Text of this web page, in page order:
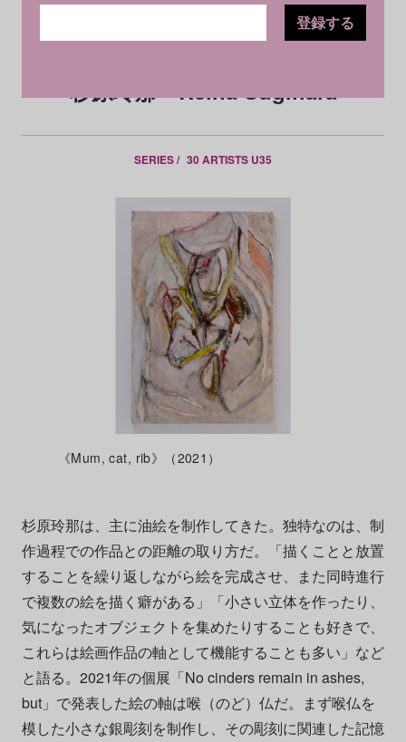
2023.09.14
杉原玲那 Reina Sugihara
SERIES / 30 ARTISTS U35
《Mum, cat, rib》（2021）
杉原玲那は、主に油絵を制作してきた。独特なのは、制
作過程での作品との距離の取り方だ。「描くことと放置
することを繰り返しながら絵を完成させ、また同時進行
で複数の絵を描く癖がある」「小さい立体を作ったり、
気になったオブジェクトを集めたりすることも好きで、
これらは絵画作品の軸として機能することも多い」など
と語る。2021年の個展「No cinders remain in ashes,
but」で発表した絵の軸は喉（のど）仏だ。まず喉仏を
模した小さな銀彫刻を制作し、その彫刻に関連した記憶
登録する